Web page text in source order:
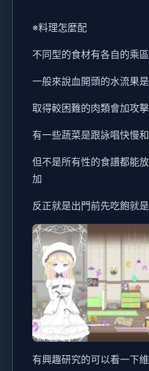
※料理怎麼配
不同型的食材有各自的乘區
一般來說血開頭的水流果
取得較困難的肉類會加攻
有一些蔬菜是跟詠唱快慢
但不是所有性的食譜都能
加
反正就是出門前先吃飽就
有興趣研究的可以看一下